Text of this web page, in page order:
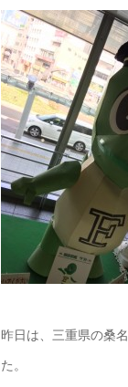
昨日は、三重県の桑
た。